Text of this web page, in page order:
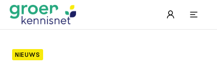
NIEUWS